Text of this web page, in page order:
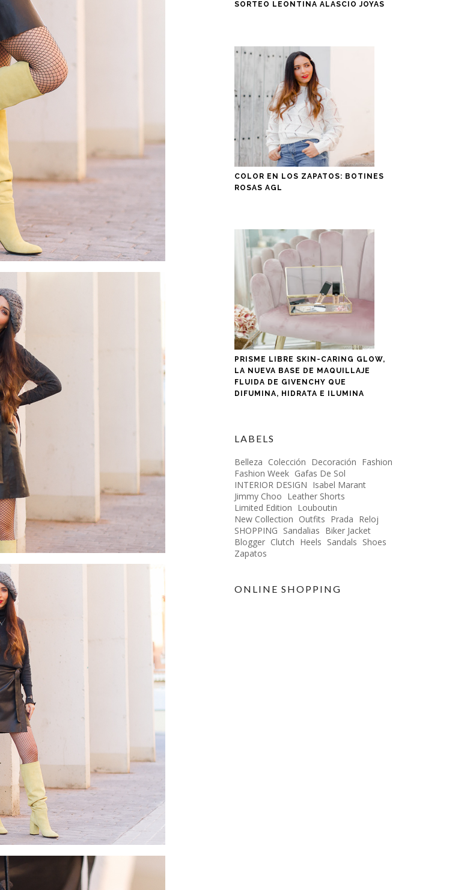
SORTEO LEONTINA ALASCIO JOYAS
COLOR EN LOS ZAPATOS: BOTINES
ROSAS AGL
PRISME LIBRE SKIN-CARING GLOW,
LA NUEVA BASE DE MAQUILLAJE
FLUIDA DE GIVENCHY QUE
DIFUMINA, HIDRATA E ILUMINA
LABELS
Belleza Colección Decoración Fashion
Fashion Week Gafas De Sol
INTERIOR DESIGN Isabel Marant
Jimmy Choo Leather Shorts
Limited Edition Louboutin
New Collection Outfits Prada Reloj
SHOPPING Sandalias Biker Jacket
Blogger Clutch Heels Sandals Shoes
Zapatos
ONLINE SHOPPING